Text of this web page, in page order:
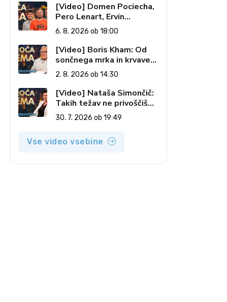
[Video] Domen Pociecha,
Pero Lenart, Ervin
Kostanjšek: Šport
specialcev (Vroča tema, 6.
8. 2026)
6. 8. 2026 ob 18:00
[Video] Boris Kham: Od
sončnega mrka in krvave
lune do slovenskih
pečatov v vesolju (Vroča
tema, 2. 8. 2026)
2. 8. 2026 ob 14:30
[Video] Nataša Simončič:
Takih težav ne privoščiš
nikomur (Vroča tema, 30.
7. 2026)
30. 7. 2026 ob 19:49
Vse video vsebine